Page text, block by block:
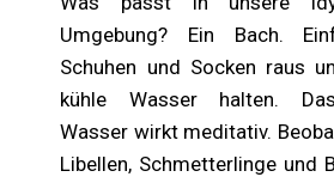
Umgebung? Ein Bach.
Schuhen und Socken raus
kühle Wasser halten.
Wasser wirkt meditativ.
Libellen, Schmetterlinge und